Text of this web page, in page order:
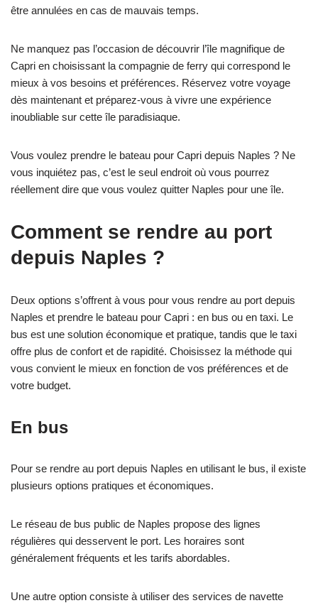
être annulées en cas de mauvais temps.
Ne manquez pas l’occasion de découvrir l’île magnifique de
Capri en choisissant la compagnie de ferry qui correspond le
mieux à vos besoins et préférences. Réservez votre voyage
dès maintenant et préparez-vous à vivre une expérience
inoubliable sur cette île paradisiaque.
Vous voulez prendre le bateau pour Capri depuis Naples ? Ne
vous inquiétez pas, c’est le seul endroit où vous pourrez
réellement dire que vous voulez quitter Naples pour une île.
Comment se rendre au port
depuis Naples ?
Deux options s’offrent à vous pour vous rendre au port depuis
Naples et prendre le bateau pour Capri : en bus ou en taxi. Le
bus est une solution économique et pratique, tandis que le taxi
offre plus de confort et de rapidité. Choisissez la méthode qui
vous convient le mieux en fonction de vos préférences et de
votre budget.
En bus
Pour se rendre au port depuis Naples en utilisant le bus, il existe
plusieurs options pratiques et économiques.
Le réseau de bus public de Naples propose des lignes
régulières qui desservent le port. Les horaires sont
généralement fréquents et les tarifs abordables.
Une autre option consiste à utiliser des services de navette